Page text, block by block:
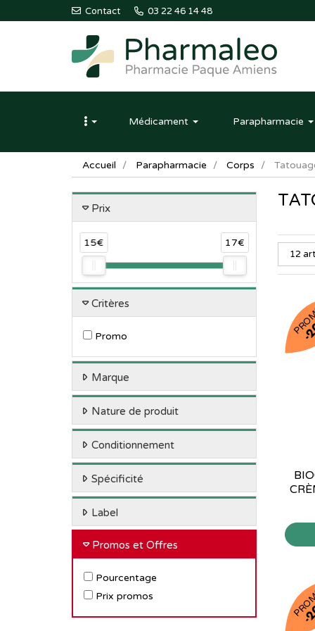
Contact 03 22 46 14 48
Pharmaleo
Pharmacie
Paque
Amiens
Médicament Parapharmacie
Accueil Parapharmacie Corps
Prix
15€ 17€
Critères
Promo
Marque
Nature de produit
Conditionnement
Spécificité
Label
Promos et Offres
Pourcentage
Prix promos
-
-